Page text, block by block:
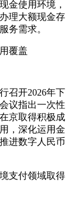
金使用环境，
理大额现金存
务需求。
覆盖
召开2026年下
议指出一次性
京取得积极成
，深化运用金
进数字人民币
支付领域取得